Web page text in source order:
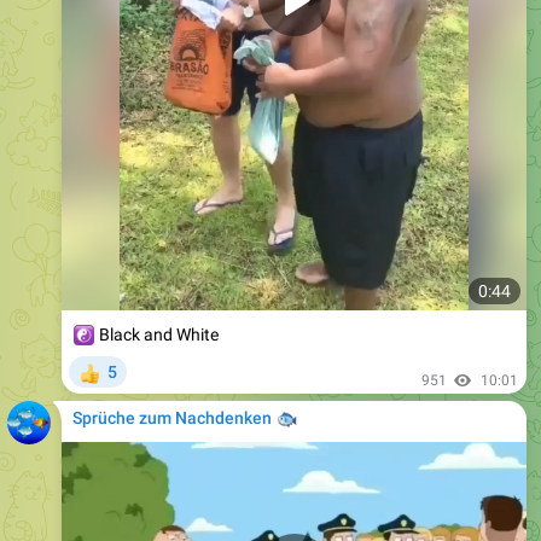
0:44
Black and White
5 951 10:01
Sprüche zum Nachdenken
🐟